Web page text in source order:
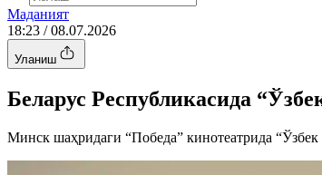
Маданият
18:23 / 08.07.2026
Уланиш
Беларус Республикасида
Минск шаҳридаги “Победа” кинотеатрида